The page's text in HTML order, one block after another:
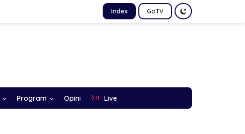
Index GoTV
Program Opini Live